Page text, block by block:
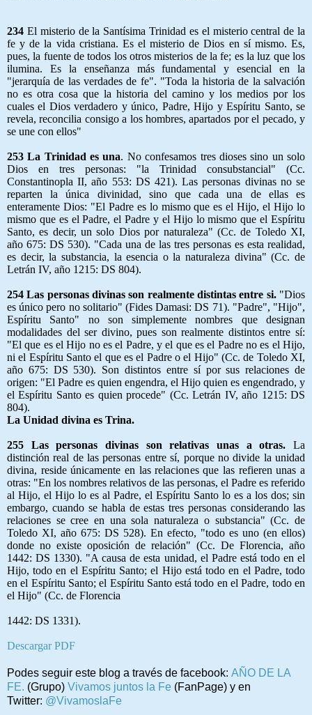
234 El misterio de la Santísima Trinidad es el misterio central de la
fe y de la vida cristiana. Es el misterio de Dios en sí mismo. Es,
pues, la fuente de todos los otros misterios de la fe; es la luz que los
ilumina. Es la enseñanza más fundamental y esencial en la
"jerarquía de las verdades de fe". "Toda la historia de la salvación
no es otra cosa que la historia del camino y los medios por los
cuales el Dios verdadero y único, Padre, Hijo y Espíritu Santo, se
revela, reconcilia consigo a los hombres, apartados por el pecado, y
se une con ellos"
253 La Trinidad es una. No confesamos tres dioses sino un solo
Dios en tres personas: "la Trinidad consubstancial" (Cc.
Constantinopla II, año 553: DS 421). Las personas divinas no se
reparten la única divinidad, sino que cada una de ellas es
enteramente Dios: "El Padre es lo mismo que es el Hijo, el Hijo lo
mismo que es el Padre, el Padre y el Hijo lo mismo que el Espíritu
Santo, es decir, un solo Dios por naturaleza" (Cc. de Toledo XI,
año 675: DS 530). "Cada una de las tres personas es esta realidad,
es decir, la substancia, la esencia o la naturaleza divina" (Cc. de
Letrán IV, año 1215: DS 804).
254 Las personas divinas son realmente distintas entre si."Dios
es único pero no solitario" (Fides Damasi: DS 71). "Padre", "Hijo",
Espíritu Santo" no son simplemente nombres que designan
modalidades del ser divino, pues son realmente distintos entre sí:
"El que es el Hijo no es el Padre, y el que es el Padre no es el Hijo,
ni el Espíritu Santo el que es el Padre o el Hijo" (Cc. de Toledo XI,
año 675: DS 530). Son distintos entre sí por sus relaciones de
origen: "El Padre es quien engendra, el Hijo quien es engendrado, y
el Espíritu Santo es quien procede" (Cc. Letrán IV, año 1215: DS
804).
La Unidad divina es Trina.
255 Las personas divinas son relativas unas a otras. La
distinción real de las personas entre sí, porque no divide la unidad
divina, reside únicamente en las relaciones que las refieren unas a
otras: "En los nombres relativos de las personas, el Padre es referido
al Hijo, el Hijo lo es al Padre, el Espíritu Santo lo es a los dos; sin
embargo, cuando se habla de estas tres personas considerando las
relaciones se cree en una sola naturaleza o substancia" (Cc. de
Toledo XI, año 675: DS 528). En efecto, "todo es uno (en ellos)
donde no existe oposición de relación" (Cc. De Florencia, año
1442: DS 1330). "A causa de esta unidad, el Padre está todo en el
Hijo, todo en el Espíritu Santo; el Hijo está todo en el Padre, todo
en el Espíritu Santo; el Espíritu Santo está todo en el Padre, todo en
el Hijo" (Cc. de Florencia
1442: DS 1331).
Descargar PDF
Podes seguir este blog a través de facebook: AÑO DE LA
FE. (Grupo) Vivamos juntos la Fe (FanPage) y en
Twitter: @VivamoslaFe